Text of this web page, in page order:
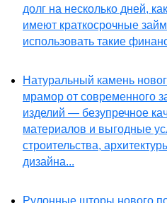
долг на несколько дней,
имеют краткосрочные
использовать такие
Натуральный камень
мрамор от современного
изделий — безупречное
материалов и выгодные
строительства,
дизайна...